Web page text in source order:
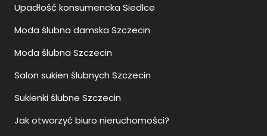
Upadłość konsumencka Siedlce
Moda ślubna damska Szczecin
Moda ślubna Szczecin
Salon sukien ślubnych Szczecin
Sukienki ślubne Szczecin
Jak otworzyć biuro nieruchomości?